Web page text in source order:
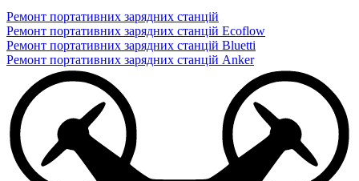
Ремонт портативних зарядних станцій
Ремонт портативних зарядних станцій Ecoflow
Ремонт портативних зарядних станцій Bluetti
Ремонт портативних зарядних станцій Anker